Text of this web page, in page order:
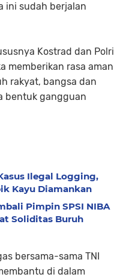
ini sudah berjalan
Kostrad dan Polri
memberikan rasa aman
rakyat, bangsa dan
bentuk gangguan
Ilegal Logging,
Kayu Diamankan
Pimpin SPSI NIBA
Soliditas Buruh
bersama-sama TNI
di dalam